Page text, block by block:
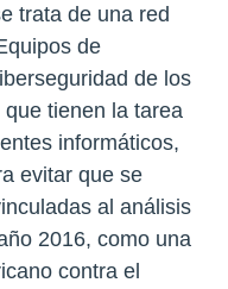
trata de una red
de
de los
tienen la tarea
informáticos,
evitar que se
al análisis
2016, como una
contra el